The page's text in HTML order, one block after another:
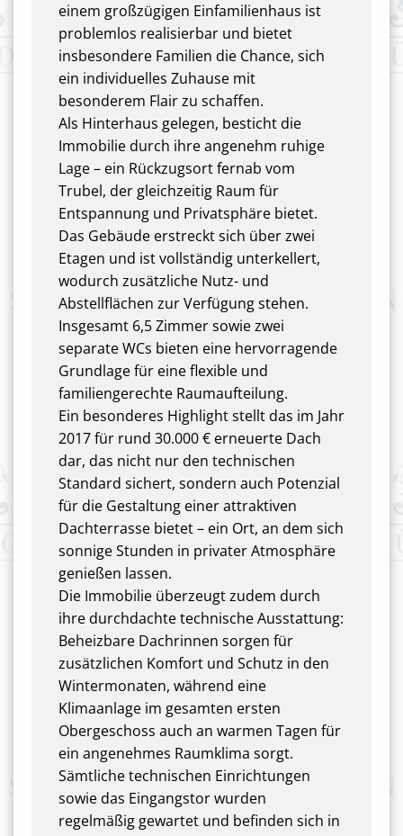
einem großzügigen Einfamilienhaus ist
problemlos realisierbar und bietet
insbesondere Familien die Chance, sich
ein individuelles Zuhause mit
besonderem Flair zu schaffen.
Als Hinterhaus gelegen, besticht die
Immobilie durch ihre angenehm ruhige
Lage – ein Rückzugsort fernab vom
Trubel, der gleichzeitig Raum für
Entspannung und Privatsphäre bietet.
Das Gebäude erstreckt sich über zwei
Etagen und ist vollständig unterkellert,
wodurch zusätzliche Nutz- und
Abstellflächen zur Verfügung stehen.
Insgesamt 6,5 Zimmer sowie zwei
separate WCs bieten eine hervorragende
Grundlage für eine flexible und
familiengerechte Raumaufteilung.
Ein besonderes Highlight stellt das im Jahr
2017 für rund 30.000 € erneuerte Dach
dar, das nicht nur den technischen
Standard sichert, sondern auch Potenzial
für die Gestaltung einer attraktiven
Dachterrasse bietet – ein Ort, an dem sich
sonnige Stunden in privater Atmosphäre
genießen lassen.
Die Immobilie überzeugt zudem durch
ihre durchdachte technische Ausstattung:
Beheizbare Dachrinnen sorgen für
zusätzlichen Komfort und Schutz in den
Wintermonaten, während eine
Klimaanlage im gesamten ersten
Obergeschoss auch an warmen Tagen für
ein angenehmes Raumklima sorgt.
Sämtliche technischen Einrichtungen
sowie das Eingangstor wurden
regelmäßig gewartet und befinden sich in